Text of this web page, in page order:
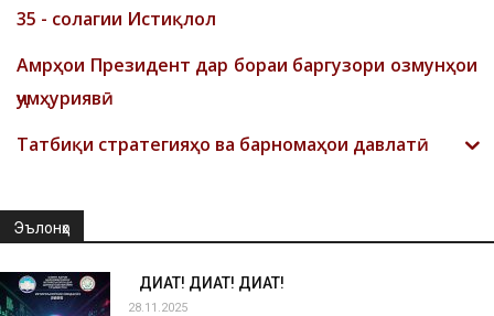
35 - солагии Истиқлол
Амрҳои Президент дар бораи баргузори озмунҳои
ҷумҳуриявӣ
Татбиқи стратегияҳо ва барномаҳои давлатӣ
Эълонҳо
ДИҚҚАТ! ДИҚҚАТ! ДИҚҚАТ!
28.11.2025